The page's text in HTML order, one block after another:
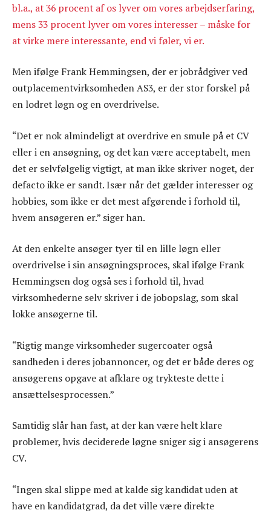
bl.a., at 36 procent af os lyver om vores arbejdserfaring,
mens 33 procent lyver om vores interesser – måske for
at virke mere interessante, end vi føler, vi er.
Men ifølge Frank Hemmingsen, der er jobrådgiver ved
outplacementvirksomheden AS3, er der stor forskel på
en lodret løgn og en overdrivelse.
“Det er nok almindeligt at overdrive en smule på et CV
eller i en ansøgning, og det kan være acceptabelt, men
det er selvfølgelig vigtigt, at man ikke skriver noget, der
defacto ikke er sandt. Især når det gælder interesser og
hobbies, som ikke er det mest afgørende i forhold til,
hvem ansøgeren er.” siger han.
At den enkelte ansøger tyer til en lille løgn eller
overdrivelse i sin ansøgningsproces, skal ifølge Frank
Hemmingsen dog også ses i forhold til, hvad
virksomhederne selv skriver i de jobopslag, som skal
lokke ansøgerne til.
“Rigtig mange virksomheder sugercoater også
sandheden i deres jobannoncer, og det er både deres og
ansøgerens opgave at afklare og trykteste dette i
ansættelsesprocessen.”
Samtidig slår han fast, at der kan være helt klare
problemer, hvis deciderede løgne sniger sig i ansøgerens
CV.
“Ingen skal slippe med at kalde sig kandidat uden at
have en kandidatgrad, da det ville være direkte